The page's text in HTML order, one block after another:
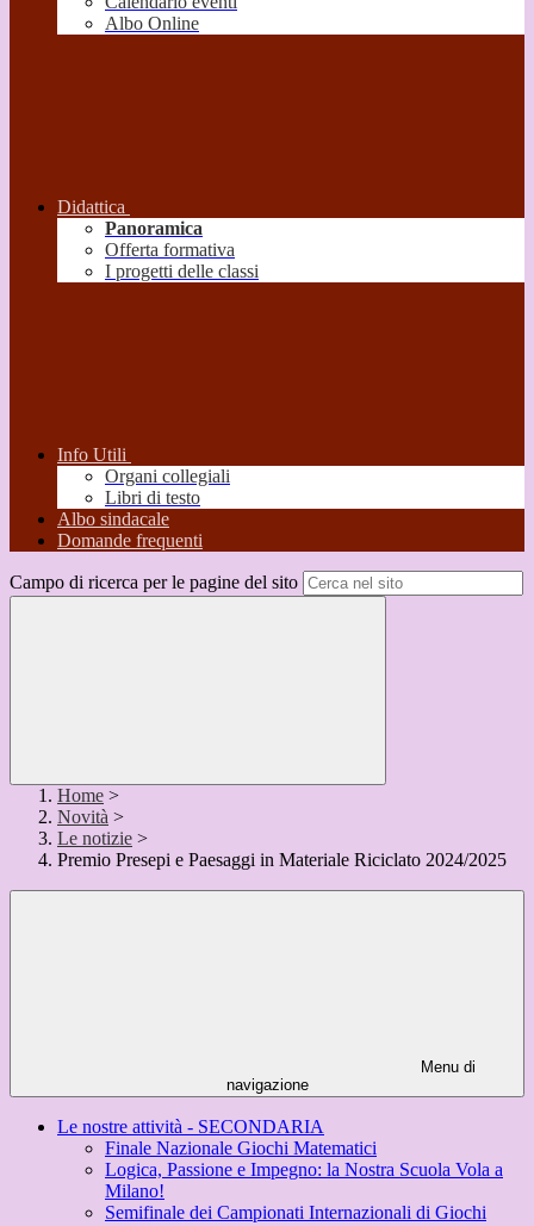
Albo Online
Didattica
Panoramica
Offerta formativa
I progetti delle classi
Info Utili
Organi collegiali
Libri di testo
Albo sindacale
Domande frequenti
Campo di ricerca per le pagine del sito
Home >
Novità >
Le notizie >
Premio Presepi e Paesaggi in Materiale Riciclato 2024/2025
Menu di
navigazione
Le nostre attività - SECONDARIA
Finale Nazionale Giochi Matematici
Logica, Passione e Impegno: la Nostra Scuola Vola a
Milano!
Semifinale dei Campionati Internazionali di Giochi